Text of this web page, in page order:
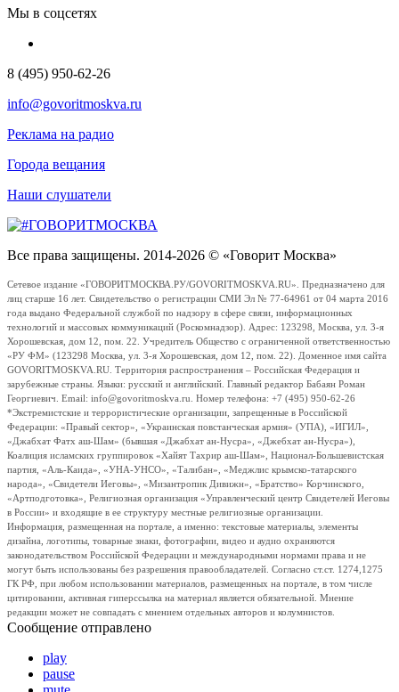
Мы в соцсетях
8 (495) 950-62-26
info@govoritmoskva.ru
Реклама на радио
Города вещания
Наши слушатели
Все права защищены. 2014-2026 © «Говорит Москва»
Сетевое издание «ГОВОРИТМОСКВА.РУ/GOVORITMOSKVA.RU». Предназначено для
лиц старше 16 лет. Свидетельство о регистрации СМИ Эл № 77-64961 от 04 марта 2016
года выдано Федеральной службой по надзору в сфере связи, информационных
технологий и массовых коммуникаций (Роскомнадзор). Адрес: 123298, Москва, ул. 3-я
Хорошевская, дом 12, пом. 22. Учредитель Общество с ограниченной ответственностью
«РУ ФМ» (123298 Москва, ул. 3-я Хорошевская, дом 12, пом. 22). Доменное имя сайта
GOVORITMOSKVA.RU. Территория распространения – Российская Федерация и
зарубежные страны. Языки: русский и английский. Главный редактор Бабаян Роман
Георгиевич. Email: info@govoritmoskva.ru. Номер телефона: +7 (495) 950-62-26
*Экстремистские и террористические организации, запрещенные в Российской
Федерации: «Правый сектор», «Украинская повстанческая армия» (УПА), «ИГИЛ»,
«Джабхат Фатх аш-Шам» (бывшая «Джабхат ан-Нусра», «Джебхат ан-Нусра»),
Коалиция исламских группировок «Хайят Тахрир аш-Шам», Национал-Большевистская
партия, «Аль-Каида», «УНА-УНСО», «Талибан», «Меджлис крымско-татарского
народа», «Свидетели Иеговы», «Мизантропик Дивижн», «Братство» Корчинского,
«Артподготовка», Религиозная организация «Управленческий центр Свидетелей Иеговы
в России» и входящие в ее структуру местные религиозные организации.
Информация, размещенная на портале, а именно: текстовые материалы, элементы
дизайна, логотипы, товарные знаки, фотографии, видео и аудио охраняются
законодательством Российской Федерации и международными нормами права и не
могут быть использованы без разрешения правообладателей. Согласно ст.ст. 1274,1275
ГК РФ, при любом использовании материалов, размещенных на портале, в том числе
цитировании, активная гиперссылка на материал является обязательной. Мнение
редакции может не совпадать с мнением отдельных авторов и колумнистов.
Сообщение отправлено
play
pause